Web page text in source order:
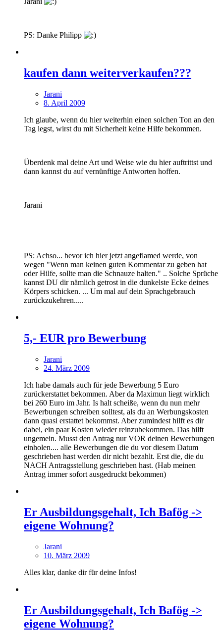
PS: Danke Philipp
kaufen dann weiterverkaufen???
Jarani
8. April 2009
Ich glaube, wenn du hier weiterhin einen solchen Ton an den
Tag legst, wirst du mit Sicherheit keine Hilfe bekommen.
Überdenk mal deine Art und Weise wie du hier auftrittst und
dann kannst du auf vernünftige Antworten hoffen.
Jarani
PS: Achso... bevor ich hier jetzt angeflamed werde, von
wegen "Wenn man keinen guten Kommentar zu geben hat
oder Hilfe, sollte man die Schnauze halten." .. Solche Sprüche
kannst DU dir nämlich getrost in die dunkelste Ecke deines
Körpers schicken. ... Um mal auf dein Sprachgebrauch
zurückzukehren.....
5,- EUR pro Bewerbung
Jarani
24. März 2009
Ich habe damals auch für jede Bewerbung 5 Euro
zurückerstattet bekommen. Aber da Maximun liegt wirklich
bei 260 Euro im Jahr. Is halt scheiße, wenn du nun mehr
Bewerbungen schreiben solltest, als du an Werbungskosten
dann quasi erstattet bekommst. Aber zumindest hilft es dir
dabei, ein paar Kosten wieder reinzubekommen. Das hilft
ungemein. Musst den Antrag nur VOR deinen Bewerbungen
einholen.... alle Bewerbungen die du vor diesem Datum
geschrieben hast werden dir nicht bezahlt. Erst die, die du
NACH Antragsstellung geschrieben hast. (Hab meinen
Antrag immer sofort ausgedruckt bekommen)
Er Ausbildungsgehalt, Ich Bafög ->
eigene Wohnung?
Jarani
10. März 2009
Alles klar, danke dir für deine Infos!
Er Ausbildungsgehalt, Ich Bafög ->
eigene Wohnung?